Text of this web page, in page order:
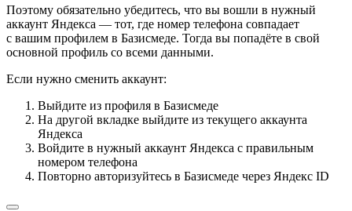
Поэтому обязательно убедитесь, что вы вошли в нужный
аккаунт Яндекса — тот, где номер телефона совпадает
с вашим профилем в Базисмеде. Тогда вы попадёте в свой
основной профиль со всеми данными.
Если нужно сменить аккаунт:
Выйдите из профиля в Базисмеде
На другой вкладке выйдите из текущего аккаунта
Яндекса
Войдите в нужный аккаунт Яндекса с правильным
номером телефона
Повторно авторизуйтесь в Базисмеде через Яндекс ID